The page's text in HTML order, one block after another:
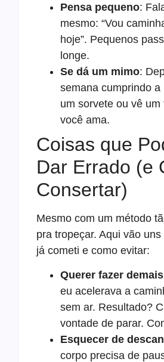
Pensa pequeno:
mesmo: “Vou
hoje”. Pequenos
longe.
Se dá um mimo:
semana cumprindo a
um sorvete ou vê um
você ama.
Coisas que
Dar Errado (e
Consertar)
Mesmo com um método
pra tropeçar. Aqui vão
já cometi e como evitar:
Querer fazer demais
eu acelerava a
sem ar. Resultado?
vontade de parar.
Esquecer de
corpo precisa de